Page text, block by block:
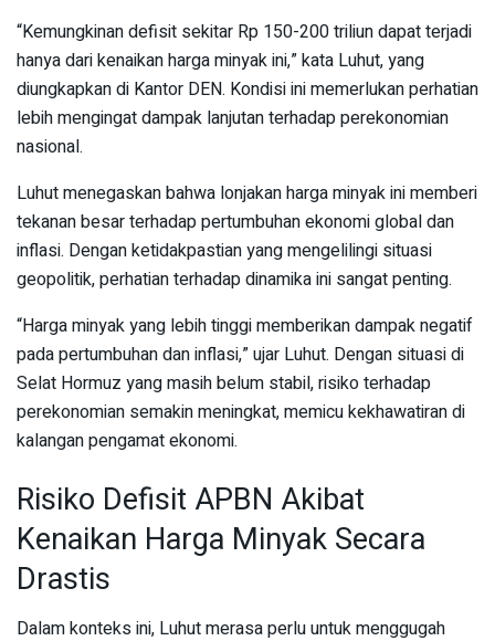
“Kemungkinan defisit sekitar Rp 150-200 triliun dapat terjadi
hanya dari kenaikan harga minyak ini,” kata Luhut, yang
diungkapkan di Kantor DEN. Kondisi ini memerlukan perhatian
lebih mengingat dampak lanjutan terhadap perekonomian
nasional.
Luhut menegaskan bahwa lonjakan harga minyak ini memberi
tekanan besar terhadap pertumbuhan ekonomi global dan
inflasi. Dengan ketidakpastian yang mengelilingi situasi
geopolitik, perhatian terhadap dinamika ini sangat penting.
“Harga minyak yang lebih tinggi memberikan dampak negatif
pada pertumbuhan dan inflasi,” ujar Luhut. Dengan situasi di
Selat Hormuz yang masih belum stabil, risiko terhadap
perekonomian semakin meningkat, memicu kekhawatiran di
kalangan pengamat ekonomi.
Risiko Defisit APBN Akibat
Kenaikan Harga Minyak Secara
Drastis
Dalam konteks ini, Luhut merasa perlu untuk menggugah